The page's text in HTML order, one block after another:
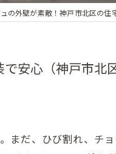
の外壁が素敵！神戸市北区の住
安心（神戸市北区
まだ、ひび割れ、チ